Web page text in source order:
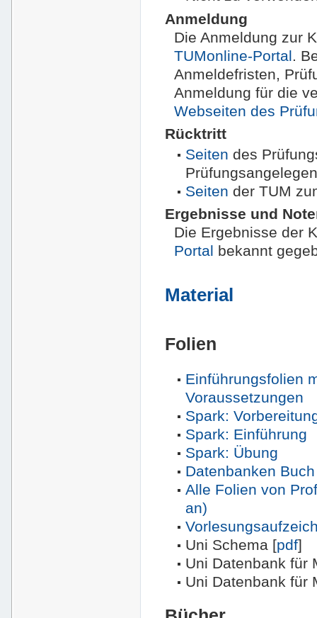
Anmeldung
Die Anmeldung zur
TUMonline-Portal .
Anmeldefristen,
Anmeldung für die
Webseiten des
Rücktritt
Seiten des
Seiten der TUM
Ergebnisse und
Die Ergebnisse der
Portal bekannt
Material
Folien
Einführungsfolien
Voraussetzungen
Spark:
Spark: Einführung
Spark: Übung
Datenbanken
Alle Folien von
an)
Uni Schema [pdf]
Uni Datenbank für
Uni Datenbank für